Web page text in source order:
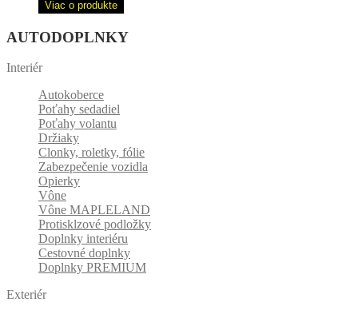
Viac o produkte
AUTODOPLNKY
Interiér
Autokoberce
Poťahy sedadiel
Poťahy volantu
Držiaky
Clonky, roletky, fólie
Zabezpečenie vozidla
Opierky
Vône
Vône MAPLELAND
Protisklzové podložky
Doplnky interiéru
Cestovné doplnky
Doplnky PREMIUM
Exteriér